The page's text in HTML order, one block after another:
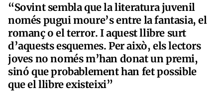
“Sovint sembla que la literatura juvenil
només pugui moure’s entre la fantasia, el
romanç o el terror. I aquest llibre surt
d’aquests esquemes. Per això, els lectors
joves no només m’han donat un premi,
sinó que probablement han fet possible
que el llibre existeixi”